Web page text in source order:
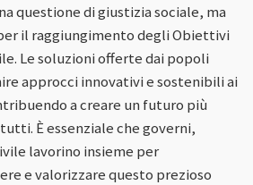
questione di giustizia sociale, ma
il raggiungimento degli Obiettivi
Le soluzioni offerte dai popoli
approcci innovativi e sostenibili ai
a creare un futuro più
È essenziale che governi,
lavorino insieme per
e valorizzare questo prezioso